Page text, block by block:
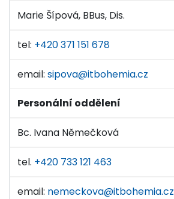
Marie Šípová, BBus, Dis.
tel: +420 371 151 678
email: sipova@itbohemia.cz
Personální oddělení
Bc. Ivana Němečková
tel. +420 733 121 463
email: nemeckova@itbohemia.cz